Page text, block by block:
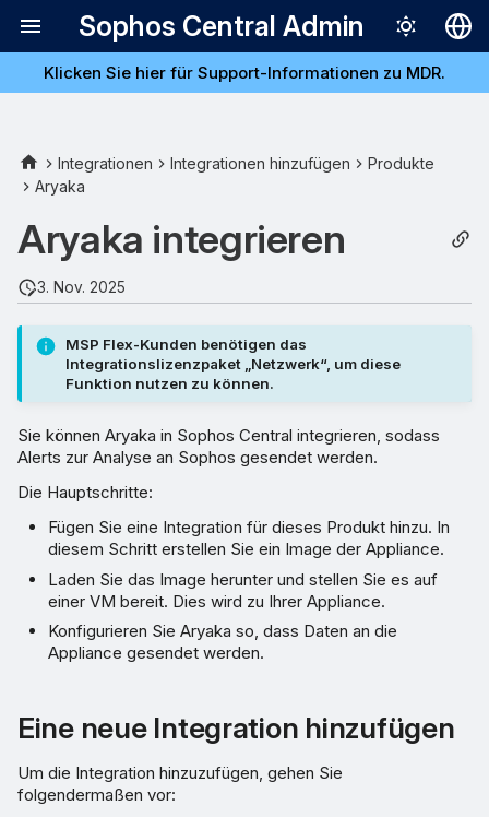
Sophos Central Admin
Deutsch
Español
Klicken Sie hier für Support-Informationen zu MDR.
Eine neue Integration
hinzufügen
Appliance konfigurieren
Appliance bereitstellen
Aryaka konfigurieren
Integrationen Integrationen hinzufügen
Produkte
Aryaka
Aryaka integrieren
3. Nov. 2025
MSP Flex-Kunden benötigen das
Integrationslizenzpaket „Netzwerk“, um diese
Funktion nutzen zu können.
Sie können Aryaka in Sophos Central integrieren, sodass
Alerts zur Analyse an Sophos gesendet werden.
Die Hauptschritte:
Fügen Sie eine Integration für dieses Produkt hinzu. In
diesem Schritt erstellen Sie ein Image der Appliance.
Laden Sie das Image herunter und stellen Sie es auf
einer VM bereit. Dies wird zu Ihrer Appliance.
Konfigurieren Sie Aryaka so, dass Daten an die
Appliance gesendet werden.
Eine neue Integration hinzufügen
Um die Integration hinzuzufügen, gehen Sie
folgendermaßen vor: